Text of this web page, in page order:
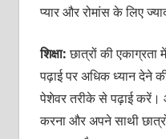
प्‍यार और रोमांस के लिए
शिक्षा:छात्रों की
पढ़ाई पर अधिक ध्‍यान
पेशेवर तरीके से पढ़ाई करें।
करना और अपने साथी